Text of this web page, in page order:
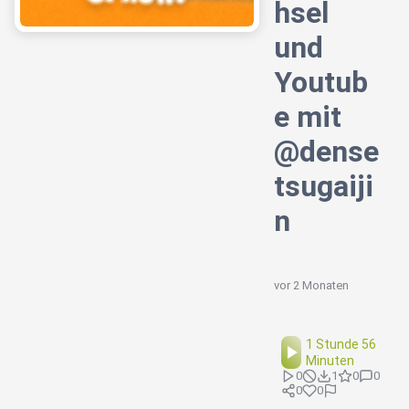
hsel
und
Youtub
e mit
@dense
tsugaiji
n ​
vor 2 Monaten
1 Stunde 56
Minuten
0 1 0
0
0
0